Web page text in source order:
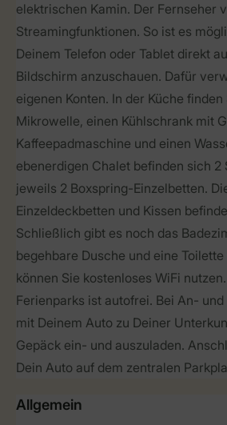
elektrischen Kamin. Der Fernseher
Streamingfunktionen. So ist es
Deinem Telefon oder Tablet direkt
Bildschirm anzuschauen. Dafür
eigenen Konten. In der Küche finden
Mikrowelle, einen Kühlschrank mit
Kaffeepadmaschine und einen
ebenerdigen Chalet befinden sich
jeweils 2 Boxspring-Einzelbetten.
Einzeldeckbetten und Kissen
Schließlich gibt es noch das
begehbare Dusche und eine
können Sie kostenloses WiFi
Ferienparks ist autofrei. Bei An-
mit Deinem Auto zu Deiner
Gepäck ein- und auszuladen.
Dein Auto auf dem zentralen
Allgemein